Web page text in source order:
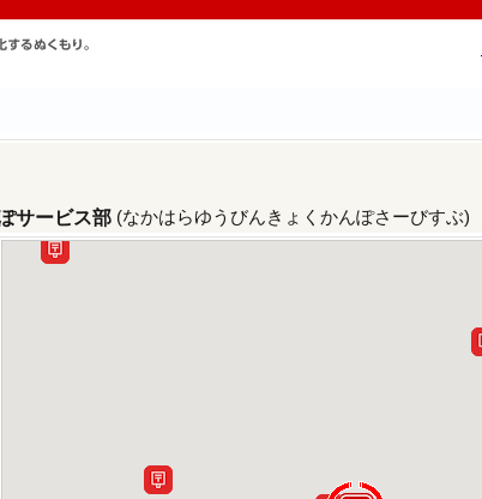
サービス部 (なかはらゆうびんきょくかんぽさーびすぶ)